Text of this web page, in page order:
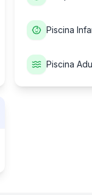
Piscina
Piscina